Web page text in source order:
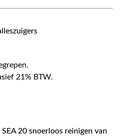
21% BTW.
20 snoerloos reinigen van